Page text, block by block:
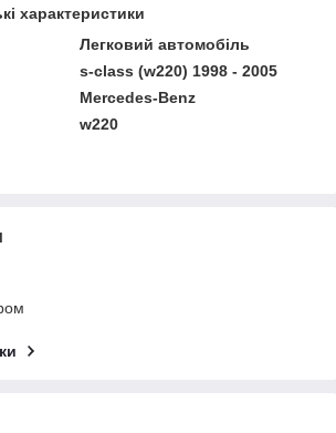
характеристики
Легковий автомобіль
s-class (w220) 1998 - 2005
Mercedes-Benz
w220